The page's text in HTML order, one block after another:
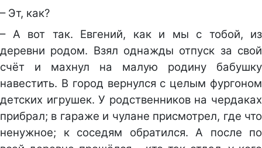
– Эт, как?
– А вот так. Евгений, как и мы с тобой, из
деревни родом. Взял однажды отпуск за свой
счёт и махнул на малую родину бабушку
навестить. В город вернулся с целым фургоном
детских игрушек. У родственников на чердаках
прибрал; в гараже и чулане присмотрел, где что
ненужное; к соседям обратился. А после по